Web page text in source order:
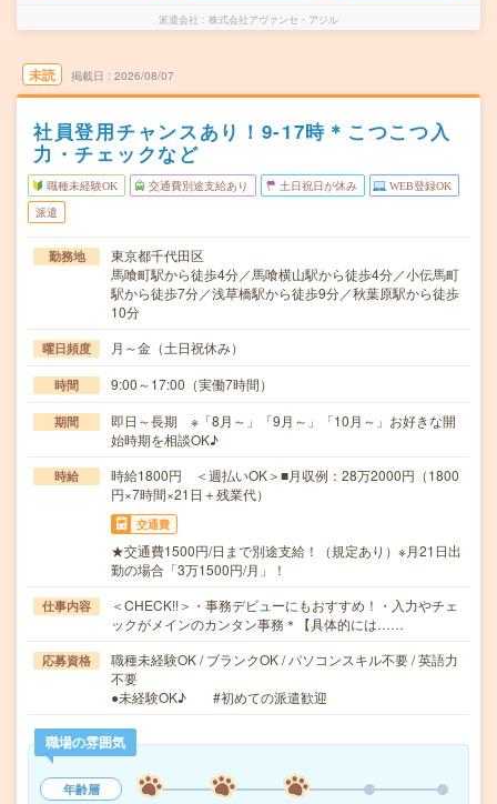
派遣会社 株式会社アヴァンセ・アジル
未読 掲載日 2026/08/07
社員登用チャンスあり！9-17時＊こつこつ入
力・チェックなど
職種未経験OK 交通費別途支給あり 土日祝日が休み WEB登録OK
派遣
勤務地
東京都千代田区
馬喰町駅から徒歩4分／馬喰横山駅から徒歩4分／小伝馬町
駅から徒歩7分／浅草橋駅から徒歩9分／秋葉原駅から徒歩
10分
曜日頻度 月～金（土日祝休み）
時間 9:00～17:00（実働7時間）
期間
即日～長期 ※「8月～」「9月～」「10月～」お好きな開
始時期を相談OK♪
時給
時給1800円 ＜週払いOK＞■月収例：28万2000円（1800
円×7時間×21日＋残業代）
交通費
★交通費1500円/日まで別途支給！（規定あり）※月21日出
勤の場合「3万1500円/月」！
仕事内容
＜CHECK!!＞・事務デビューにもおすすめ！・入力やチェ
ックがメインのカンタン事務＊【具体的には……
応募資格
職種未経験OK / ブランクOK / パソコンスキル不要 / 英語力
不要
●未経験OK♪ #初めての派遣歓迎
職場の雰囲気
年齢層